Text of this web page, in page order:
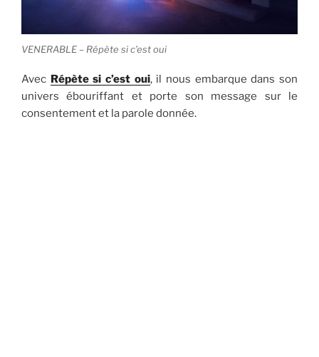
VENERABLE – Répète si c’est oui
Avec Répète si c’est oui, il nous embarque dans son
univers ébouriffant et porte son message sur le
consentement et la parole donnée.